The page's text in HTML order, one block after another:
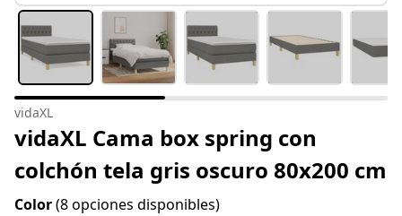
vidaXL
vidaXL Cama box spring con
colchón tela gris oscuro 80x200 cm
Color(8 opciones disponibles)